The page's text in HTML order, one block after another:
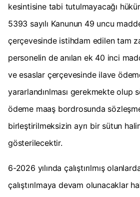
kesintisine tabi tutulmayacağı
5393 sayılı Kanunun 49 uncu
çerçevesinde istihdam edilen tam
personelin de anılan ek 40 inci
ve esaslar çerçevesinde ilave
yararlandınlması gerekmekte olup
ödeme maaş bordrosunda
birleştirilmeksizin ayrı bir sütun
gösterilecektir.
6-2026 yılında çalıştırılmış
çalıştırılmaya devam olunacaklar